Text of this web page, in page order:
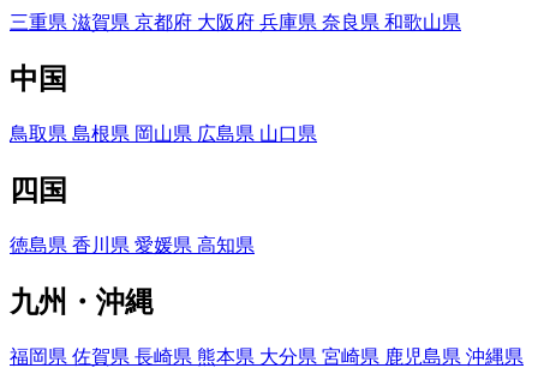
三重県 滋賀県 京都府 大阪府 兵庫県 奈良県 和歌山県
中国
鳥取県 島根県 岡山県 広島県 山口県
四国
徳島県 香川県 愛媛県 高知県
九州・沖縄
福岡県 佐賀県 長崎県 熊本県 大分県 宮崎県 鹿児島県 沖縄県